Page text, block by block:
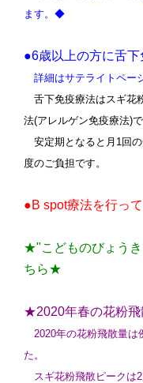
ます。 ◆
●6歳以上の方に舌
詳細はサテライトペー
舌下免疫療法はスギ花
法(アレルゲン免疫療法)で
安定期となると月1回
度のご負担です。
●B spot療法を行っ
★"こどものびょうき
ちら★
★2020年春の花粉
2020年の花粉飛散量は
た。
スギ花粉飛散ピークは